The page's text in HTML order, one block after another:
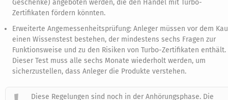
Geschenke) angeboten werden, die den Handel mit Turbo-
Zertifikaten fördern könnten.
Erweiterte Angemessenheitsprüfung: Anleger müssen vor dem
einen Wissenstest bestehen, der mindestens sechs Fragen zur
Funktionsweise und zu den Risiken von Turbo-Zertifikaten enthält.
Dieser Test muss alle sechs Monate wiederholt werden, um
sicherzustellen, dass Anleger die Produkte verstehen.
Diese Regelungen sind noch in der Anhörungsphase. Die